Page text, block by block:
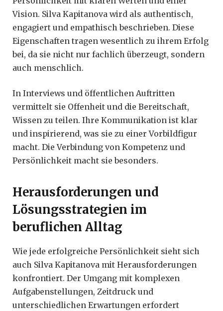
Vision. Silva Kapitanova wird als authentisch,
engagiert und empathisch beschrieben. Diese
Eigenschaften tragen wesentlich zu ihrem Erfolg
bei, da sie nicht nur fachlich überzeugt, sondern
auch menschlich.
In Interviews und öffentlichen Auftritten
vermittelt sie Offenheit und die Bereitschaft,
Wissen zu teilen. Ihre Kommunikation ist klar
und inspirierend, was sie zu einer Vorbildfigur
macht. Die Verbindung von Kompetenz und
Persönlichkeit macht sie besonders.
Herausforderungen und
Lösungsstrategien im
beruflichen Alltag
Wie jede erfolgreiche Persönlichkeit sieht sich
auch Silva Kapitanova mit Herausforderungen
konfrontiert. Der Umgang mit komplexen
Aufgabenstellungen, Zeitdruck und
unterschiedlichen Erwartungen erfordert